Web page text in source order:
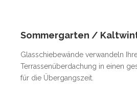
Sommergarten /
Glasschiebewände verwandeln
Terrassenüberdachung in einen
für die Übergangszeit.